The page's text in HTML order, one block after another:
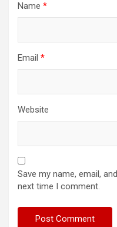
Name *
Email *
Website
Save my name, email,
next time I comment.